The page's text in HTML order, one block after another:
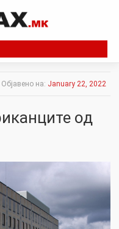
Објавено на: January 22, 2022
од